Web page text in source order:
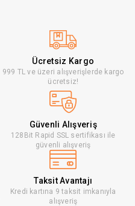
Ücretsiz Kargo
999 TL ve üzeri alışverişlerde kargo
ücretsiz!
Güvenli Alışveriş
128Bit Rapid SSL sertifikası ile
güvenli alışveriş
Taksit Avantajı
Kredi kartına 9 taksit imkanıyla
alışveriş